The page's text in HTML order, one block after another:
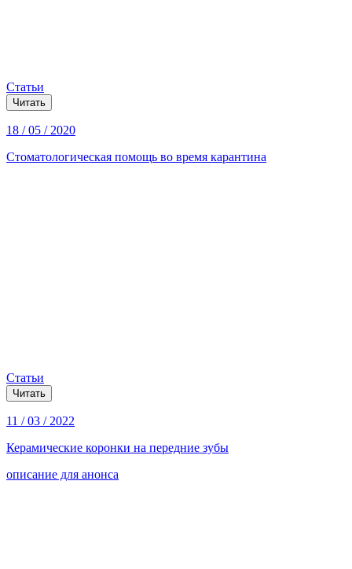
Статьи
Читать
18 / 05 / 2020
Стоматологическая помощь во время карантина
Статьи
Читать
11 / 03 / 2022
Керамические коронки на передние зубы
описание для анонса